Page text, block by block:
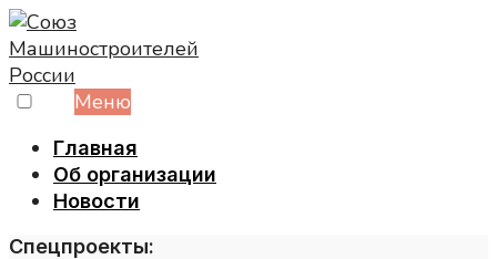
Skip
to
content
Меню
Главная
Об организации
Новости
Спецпроекты: